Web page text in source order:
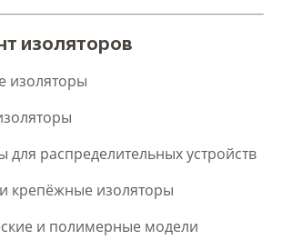
изоляторов
изоляторы
для распределительных устройств
крепёжные изоляторы
и полимерные модели